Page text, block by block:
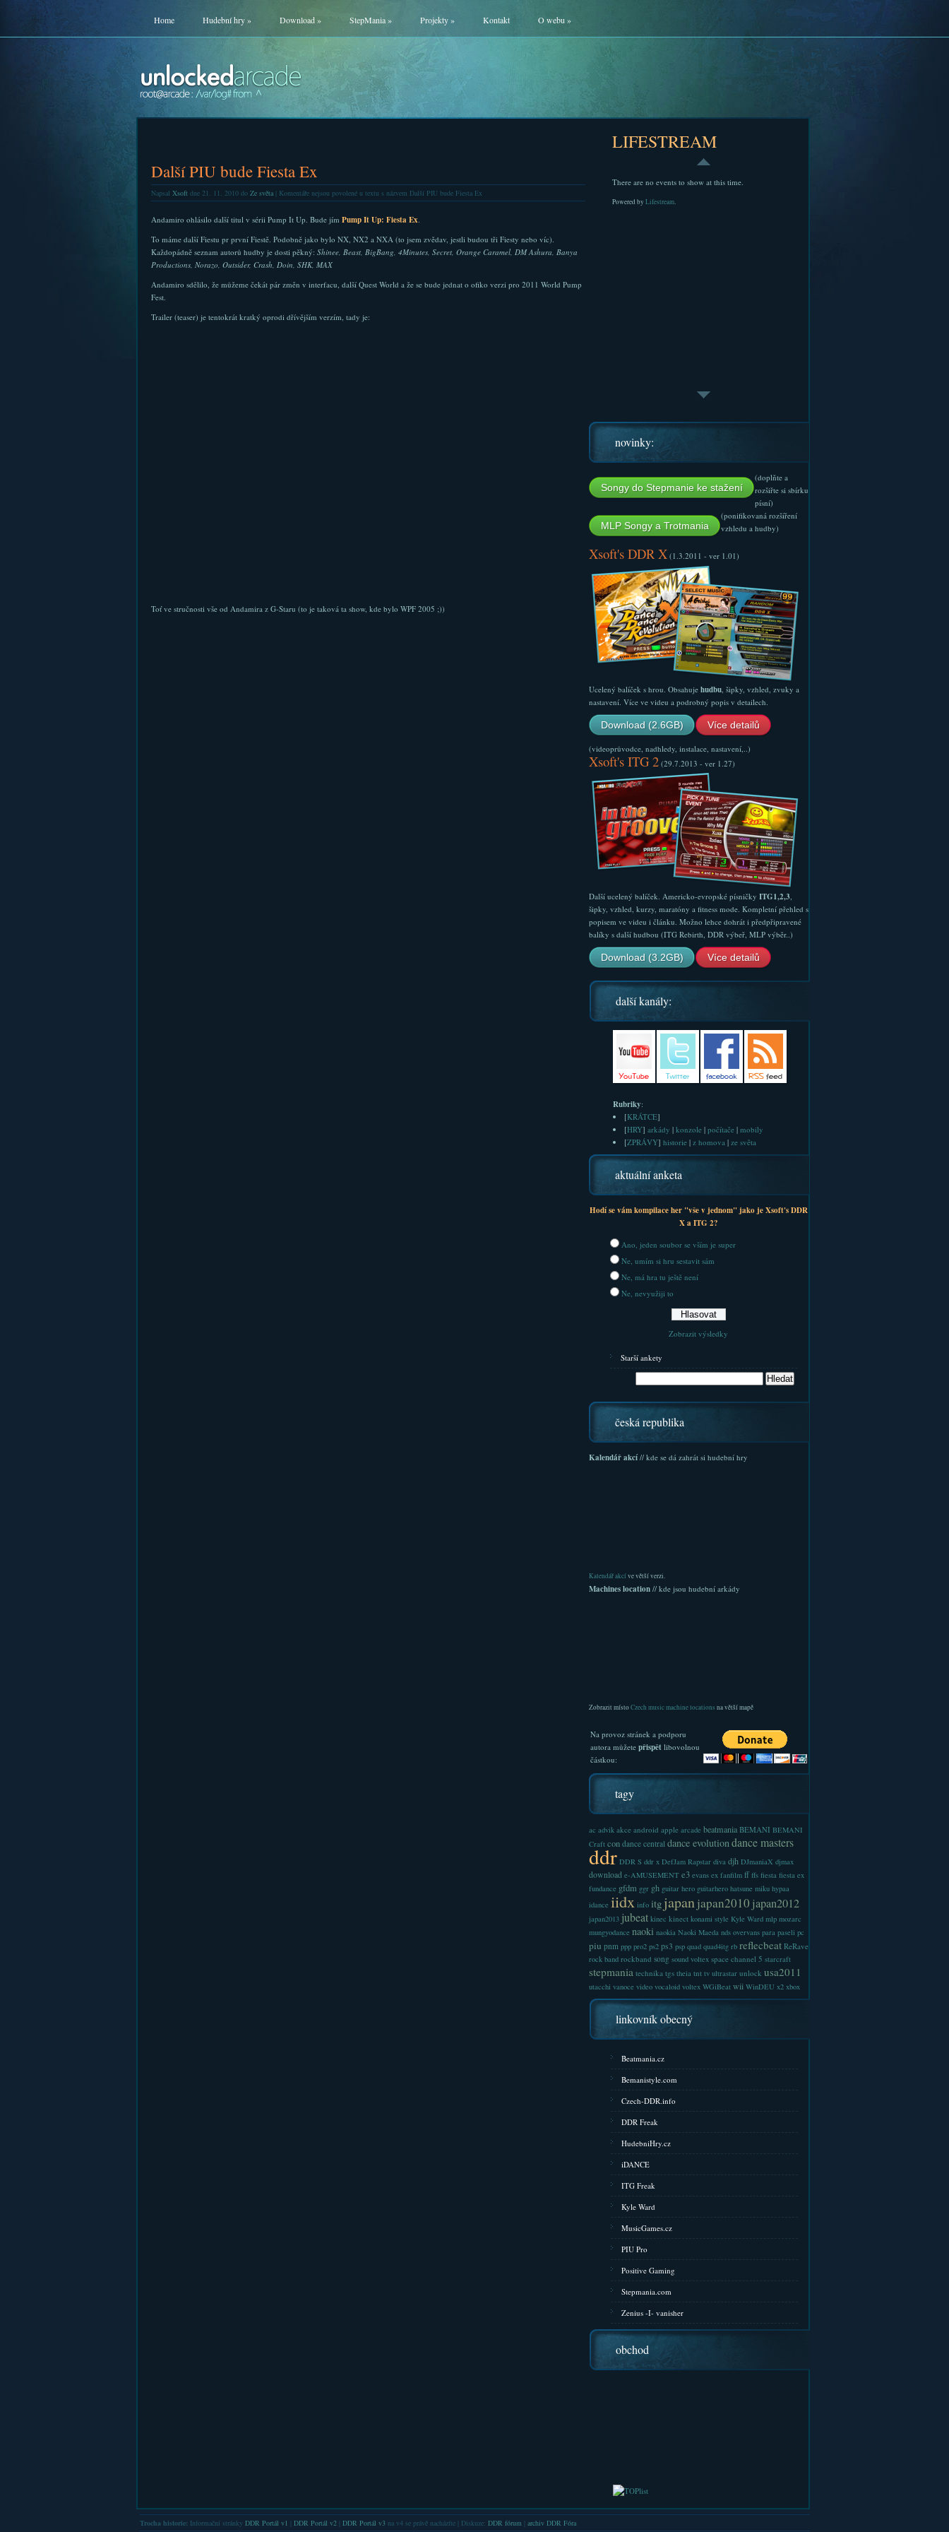
Home Hudební hry» Download» StepMania» Projekty» Kontakt O webu »
Další PIU bude Fiesta Ex
Napsal Xsoftdne 21. 11. 2010 do Ze světa| Komentáře nejsou povolenéu textu s názvem Další PIU bude Fiesta Ex
Andamiro ohlásilo další titul v sérii Pump It Up. Bude jím Pump It Up: Fiesta Ex.
To máme další Fiestu pr první Fiestě. Podobně jako bylo NX, NX2 a NXA (to jsem zvědav, jestli budou tři Fiesty nebo víc).
Každopádně seznam autorů hudby je dosti pěkný: Shinee, Beast, BigBang, 4Minutes, Secret, Orange Caramel, DM Ashura, Banya
Productions, Norazo, Outsider, Crash, Doin, SHK, MAX
Andamiro sdělilo, že můžeme čekát pár změn v interfacu, další Quest World a že se bude jednat o ofiko verzi pro 2011 World Pump
Fest.
Trailer (teaser) je tentokrát kratký oprodi dřívějším verzím, tady je:
Toť ve stručnosti vše od Andamira z G-Staru (to je taková ta show, kde bylo WPF 2005 ;))
LIFESTREAM
There are no events to show at this time.
Powered by Lifestream.
novinky:
Songy do Stepmanie ke stažení
(doplňte a
rozšiřte si sbírku
písní)
MLP Songy a Trotmania
(ponifikovaná rozšíření
vzhledu a hudby)
Xsoft's DDR X(1.3.2011 - ver 1.01)
Ucelený balíček s hrou. Obsahuje hudbu, šipky, vzhled, zvuky a
nastavení. Více ve videu a podrobný popis v detailech.
Download (2.6GB) Více detailů
(videoprůvodce, nadhledy, instalace, nastavení,..)
Xsoft's ITG 2(29.7.2013 - ver 1.27)
Další ucelený balíček. Americko-evropské písničky ITG1,2,3,
šipky, vzhled, kurzy, maratóny a fitness mode. Kompletní přehled s
popisem ve videu i článku. Možno lehce dohrát i předpřipravené
balíky s další hudbou (ITG Rebirth, DDR výbeř, MLP výběr..)
Download (3.2GB) Více detailů
další kanály:
Rubriky:
[KRÁTCE]
[HRY] arkády | konzole| počítače| mobily
[ZPRÁVY] historie| z homova| ze světa
aktuální anketa
Hodí se vám kompilace her "vše v jednom" jako je Xsoft's DDR
X a ITG 2?
Ano, jeden soubor se vším je super
Ne, umím si hru sestavit sám
Ne, má hra tu ještě není
Ne, nevyužiji to
Zobrazit výsledky
Starší ankety
česká republika
Kalendář akcí// kde se dá zahrát si hudební hry
Kalendář akcíve větší verzi.
Machines location// kde jsou hudební arkády
Zobrazit místoCzech music machine locations na větší mapě
Na provoz stránek a podporu
autora můžete přispětlibovolnou
částkou:
tagy
ac advik akce android apple arcade beatmania BEMANI BEMANI
Craft con dance central dance evolutiondance masters
ddr DDR S ddr x DefJam Rapstar diva djh DJmaniaX djmax
download e-AMUSEMENT e3 evans ex fanfilm ff ffs fiesta fiesta ex
fundance gfdm ggr gh guitar hero guitarhero hatsune miku hypaa
idance iidx info itg japanjapan2010 japan2012
japan2013 jubeat kinec kinect konami style Kyle Ward mlp mozarc
mungyodance naoki naokia Naoki Maeda nds overvans para paseli pc
piu pnm ppp pro2 ps2 ps3 psp quad quad4itg rb reflecbeat ReRave
rock band rockband song sound voltex space channel 5 starcraft
stepmania technika tgs theia tnt tv ultrastar unlock usa2011
utacchi vanoce video vocaloid voltex WGiBeat wii WinDEU x2 xbox
linkovník obecný
Beatmania.cz
Bemanistyle.com
Czech-DDR.info
DDR Freak
HudebniHry.cz
iDANCE
ITG Freak
Kyle Ward
MusicGames.cz
PIU Pro
Positive Gaming
Stepmania.com
Zenius -I- vanisher
obchod
Trocha historie: Informační stránky DDR Portál v1 DDR Portál v2| DDR Portál v3na v4 se právě nacházíte | Diskuze: DDR fórum archiv DDR Fóra